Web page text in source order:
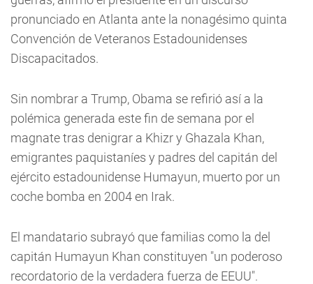
pronunciado en Atlanta ante la nonagésimo quinta
Convención de Veteranos Estadounidenses
Discapacitados.
Sin nombrar a Trump, Obama se refirió así a la
polémica generada este fin de semana por el
magnate tras denigrar a Khizr y Ghazala Khan,
emigrantes paquistaníes y padres del capitán del
ejército estadounidense Humayun, muerto por un
coche bomba en 2004 en Irak.
El mandatario subrayó que familias como la del
capitán Humayun Khan constituyen "un poderoso
recordatorio de la verdadera fuerza de EEUU".